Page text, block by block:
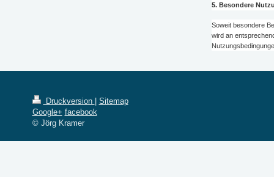
5. Besondere
Soweit besondere
wird an
Druckversion
Sitemap
Google+ facebook
© Jörg Kramer